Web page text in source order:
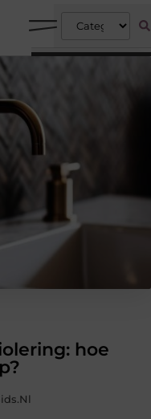
hoe